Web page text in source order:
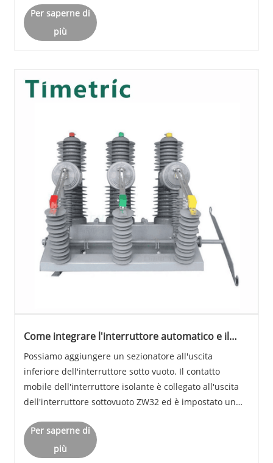
di installazione e le successive operazioni di m......
Per saperne di
più
Come integrare l'interruttore automatico e il
Possiamo aggiungere un sezionatore all'uscita
inferiore dell'interruttore sotto vuoto. Il contatto
mobile dell'interruttore isolante è collegato all'uscita
dell'interruttore sottovuoto ZW32 ed è impostato un
Per saperne di
più